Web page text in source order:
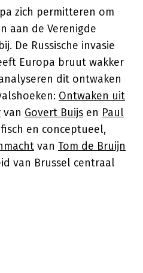
zich permitteren om
aan de Verenigde
De Russische invasie
Europa bruut wakker
dit ontwaken
Ontwaken uit
van Govert Buijs en Paul
en conceptueel,
van Tom de Bruijn
van Brussel centraal